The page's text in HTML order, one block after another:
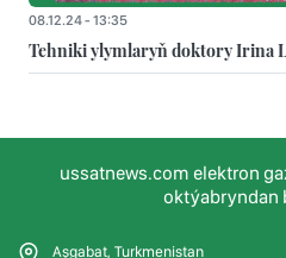
08.12.24 - 13:35
Tehniki ylymlaryň doktory Irina
ussatnews.com elektron
oktýabryndan
Aşgabat, Turkmenistan